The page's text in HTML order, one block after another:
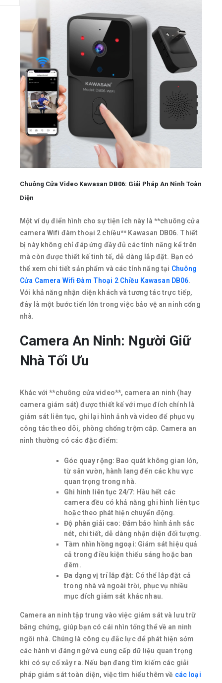
Chuông Cửa Video Kawasan DB06: Giải Pháp An Ninh Toàn
Diện
Một ví dụ điển hình cho sự tiện ích này là **chuông cửa
camera Wifi đàm thoại 2 chiều** Kawasan DB06. Thiết
bị này không chỉ đáp ứng đầy đủ các tính năng kể trên
mà còn được thiết kế tinh tế, dễ dàng lắp đặt. Bạn có
thể xem chi tiết sản phẩm và các tính năng tại Chuông
Cửa Camera Wifi Đàm Thoại 2 Chiều Kawasan DB06.
Với khả năng nhận diện khách và tương tác trực tiếp,
đây là một bước tiến lớn trong việc bảo vệ an ninh cổng
nhà.
Camera An Ninh: Người Giữ
Nhà Tối Ưu
Khác với **chuông cửa video**, camera an ninh (hay
camera giám sát) được thiết kế với mục đích chính là
giám sát liên tục, ghi lại hình ảnh và video để phục vụ
công tác theo dõi, phòng chống trộm cắp. Camera an
ninh thường có các đặc điểm:
Góc quay rộng: Bao quát không gian lớn,
từ sân vườn, hành lang đến các khu vực
quan trọng trong nhà.
Ghi hình liên tục 24/7: Hầu hết các
camera đều có khả năng ghi hình liên tục
hoặc theo phát hiện chuyển động.
Độ phân giải cao: Đảm bảo hình ảnh sắc
nét, chi tiết, dễ dàng nhận diện đối tượng.
Tầm nhìn hồng ngoại: Giám sát hiệu quả
cả trong điều kiện thiếu sáng hoặc ban
đêm.
Đa dạng vị trí lắp đặt: Có thể lắp đặt cả
trong nhà và ngoài trời, phục vụ nhiều
mục đích giám sát khác nhau.
Camera an ninh tập trung vào việc giám sát và lưu trữ
bằng chứng, giúp bạn có cái nhìn tổng thể về an ninh
ngôi nhà. Chúng là công cụ đắc lực để phát hiện sớm
các hành vi đáng ngờ và cung cấp dữ liệu quan trọng
khi có sự cố xảy ra. Nếu bạn đang tìm kiếm các giải
pháp giám sát toàn diện, việc tìm hiểu thêm về các loại